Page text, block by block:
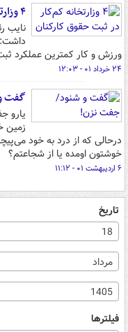
۴ وزارتخانه کم‌کار در ثبت حقوق کارکنان
نایب
داشت:
ورزش و کار کمترین عملکرد
۲۴ خرداد ۰۱ - ۱۲:۰۳
گفت
یارو
زمین
درحالی که از درد به خود
خوشتون اومده یا از شجاعتم؟
۶ اردیبهشت ۰۱ - ۱۱:۱۲
تاریخ
18
مرداد
1405
فیلترها